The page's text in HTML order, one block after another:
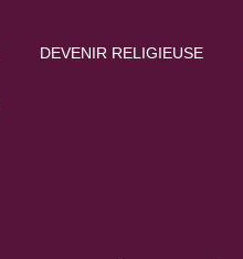
DEVENIR RELIGIEUSE